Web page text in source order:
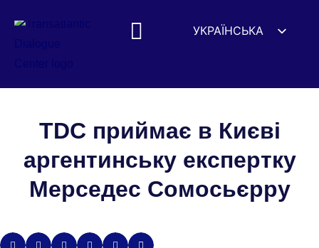
УКРАЇНСЬКА
FRANÇAIS
हिन्दी
العربية
TDC приймає в Києві
аргентинську експертку
Мерседес Сомосьєрру